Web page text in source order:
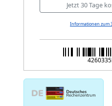
Jetzt 30 Tage
Informationen zum